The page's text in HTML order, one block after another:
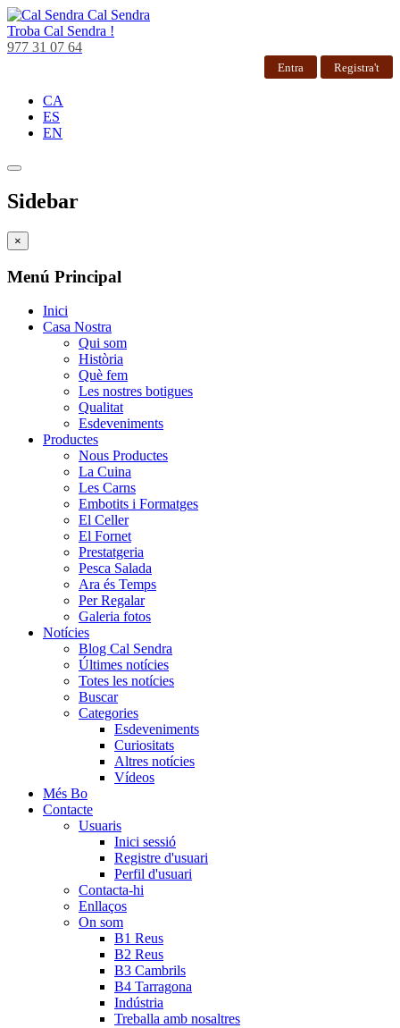
Cal Sendra
Troba Cal Sendra !
977 31 07 64
Entra Registra't
CA
ES
EN
Sidebar
×
Menú Principal
Inici
Casa Nostra
Qui som
Història
Què fem
Les nostres botigues
Qualitat
Esdeveniments
Productes
Nous Productes
La Cuina
Les Carns
Embotits i Formatges
El Celler
El Fornet
Prestatgeria
Pesca Salada
Ara és Temps
Per Regalar
Galeria fotos
Notícies
Blog Cal Sendra
Últimes notícies
Totes les notícies
Buscar
Categories
Esdeveniments
Curiositats
Altres notícies
Vídeos
Més Bo
Contacte
Usuaris
Inici sessió
Registre d'usuari
Perfil d'usuari
Contacta-hi
Enllaços
On som
B1 Reus
B2 Reus
B3 Cambrils
B4 Tarragona
Indústria
Treballa amb nosaltres